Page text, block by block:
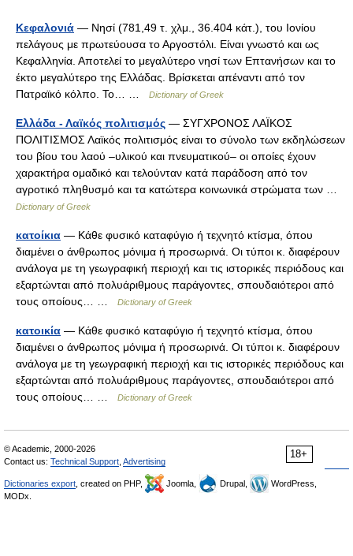
Κεφαλονιά — Νησί (781,49 τ. χλμ., 36.404 κάτ.), του Ιονίου
πελάγους με πρωτεύουσα το Αργοστόλι. Είναι γνωστό και ως
Κεφαλληνία. Αποτελεί το μεγαλύτερο νησί των Επτανήσων και το
έκτο μεγαλύτερο της Ελλάδας. Βρίσκεται απέναντι από τον
Πατραϊκό κόλπο. Το… …
Dictionary of Greek
Ελλάδα - Λαϊκός πολιτισμός — ΣΥΓΧΡΟΝΟΣ ΛΑΪΚΟΣ
ΠΟΛΙΤΙΣΜΟΣ Λαϊκός πολιτισμός είναι το σύνολο των εκδηλώσεων
του βίου του λαού –υλικού και πνευματικού– οι οποίες έχουν
χαρακτήρα ομαδικό και τελούνταν κατά παράδοση από τον
αγροτικό πληθυσμό και τα κατώτερα κοινωνικά στρώματα των …
Dictionary of Greek
κατοίκια — Κάθε φυσικό καταφύγιο ή τεχνητό κτίσμα, όπου
διαμένει ο άνθρωπος μόνιμα ή προσωρινά. Οι τύποι κ. διαφέρουν
ανάλογα με τη γεωγραφική περιοχή και τις ιστορικές περιόδους και
εξαρτώνται από πολυάριθμους παράγοντες, σπουδαιότεροι από
τους οποίους… …
Dictionary of Greek
κατοικία — Κάθε φυσικό καταφύγιο ή τεχνητό κτίσμα, όπου
διαμένει ο άνθρωπος μόνιμα ή προσωρινά. Οι τύποι κ. διαφέρουν
ανάλογα με τη γεωγραφική περιοχή και τις ιστορικές περιόδους και
εξαρτώνται από πολυάριθμους παράγοντες, σπουδαιότεροι από
τους οποίους… …
Dictionary of Greek
18+
© Academic, 2000-2026
Contact us: Technical Support Advertising
Dictionaries export , created on PHP, Joomla, Drupal,
WordPress,
MODx.